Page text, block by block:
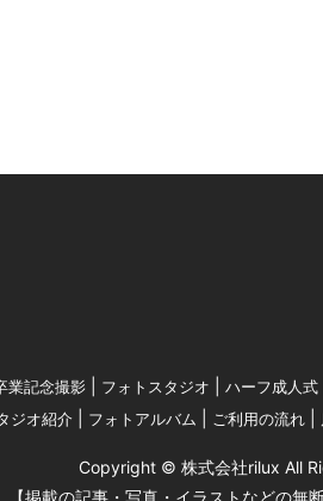
業記念撮影 フォトスタジオ ハーフ成人式
ジオ紹介
フォトアルバム ご利用の流れ
Copyright © 株式会社rilux All
【掲載の記事・写真・イラストなどの無